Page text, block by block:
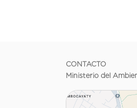
CONTACTO
Ministerio del